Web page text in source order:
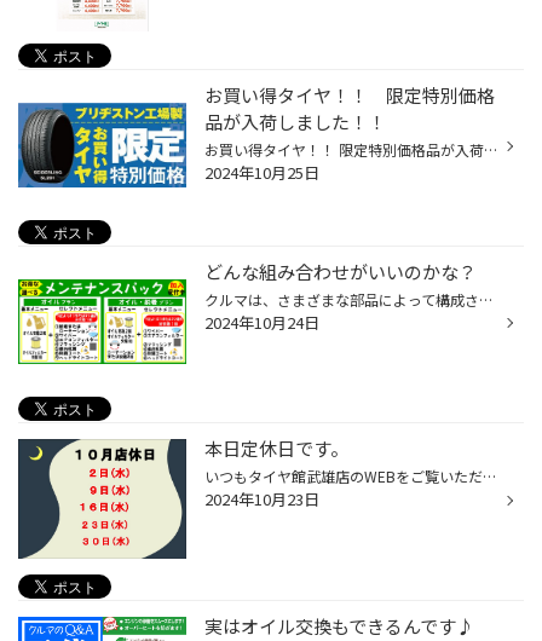
お買い得タイヤ！！ 限定特別価格
品が入荷しました！！
お買い得タイヤ！！ 限定特別価格品が入荷しました！！ サイズ、価格は下記URLをご覧ください。 お客様のご来店を心よりお待ちしております！
2024年10月25日
どんな組み合わせがいいのかな？
クルマは、さまざまな部品によって構成される機械です。 “クルマは消耗部品のかたまり”、 なんて言い方もあるように愛車のコンディションを良好に保って 快適な移動手段として乗り続けるためには、 メンテナンス（整備）を行うことが必要です。 そこで、「メンテナンスってどうすればいいんだろう」...
2024年10月24日
本日定休日です。
いつもタイヤ館武雄店のWEBをご覧いただき ありがとうございます。 １０月店休日のお知らせです。 ２日(水)・９日(水)・１６日(水)・２３日(水)・３０日(水) となっております。
2024年10月23日
実はオイル交換もできるんです♪